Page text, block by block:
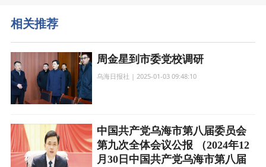
相关推荐
周金星到市委党校调研
乌海日报社 | 2025-01-03 09:48:10
中国共产党乌海市第八届委员会
第九次全体会议公报 （2024年12
月30日中国共产党乌海市第八届